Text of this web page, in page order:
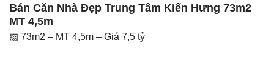
Bán Căn Nhà Đẹp Trung Tâm Kiến Hưng 73m2
MT 4,5m
▨ 73m2 – MT 4,5m – Giá 7,5 tỷ